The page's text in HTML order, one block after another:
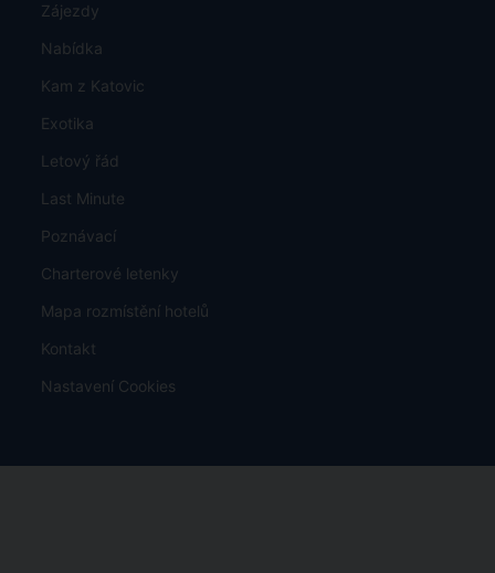
Zájezdy
Nabídka
Kam z Katovic
Exotika
Letový řád
Last Minute
Poznávací
Charterové letenky
Mapa rozmístění hotelů
Kontakt
Nastavení Cookies